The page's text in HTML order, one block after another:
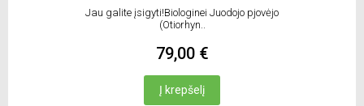
Jau galite įsigyti!Biologinei Juodojo pjovėjo
(Otiorhyn..
79,00 €
Į krepšelį